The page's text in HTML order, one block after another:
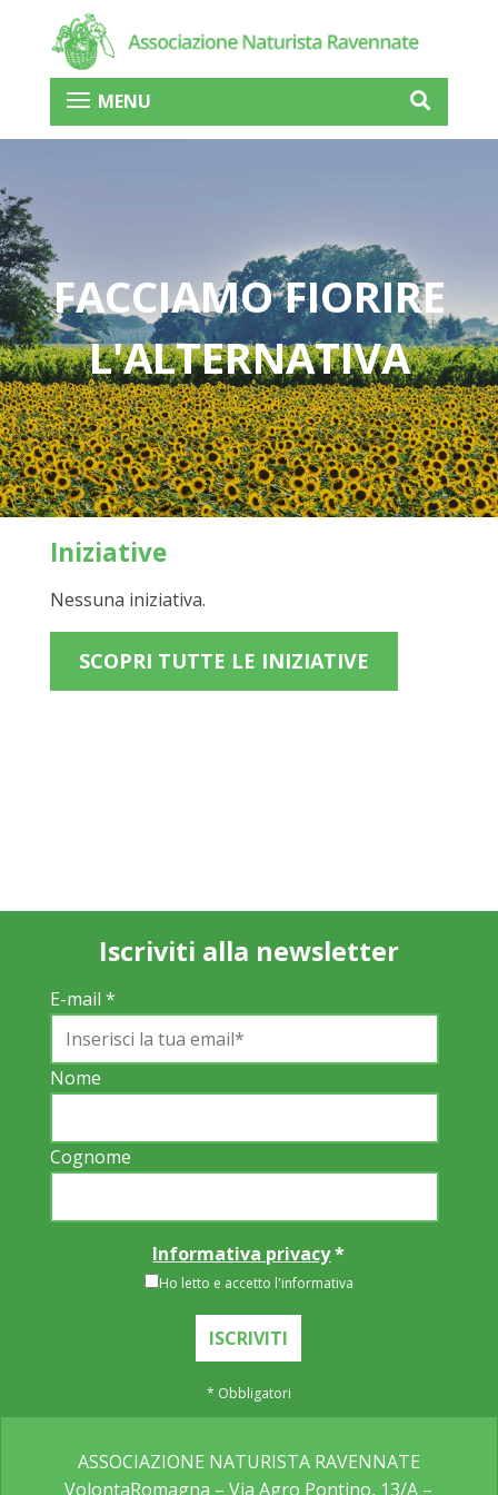
MENU
FACCIAMO FIORIRE
L'ALTERNATIVA
Iniziative
Nessuna iniziativa.
SCOPRI TUTTE LE INIZIATIVE
Iscriviti alla newsletter
E-mail *
Nome
Cognome
Informativa privacy*
Ho letto e accetto l'informativa
* Obbligatori
ASSOCIAZIONE NATURISTA RAVENNATE
VolontaRomagna – Via Agro Pontino, 13/A –